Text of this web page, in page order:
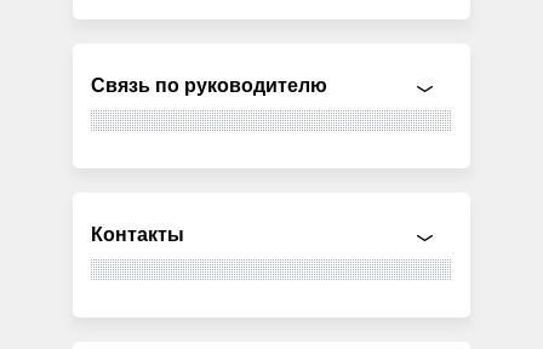
Связь по руководителю
Контакты